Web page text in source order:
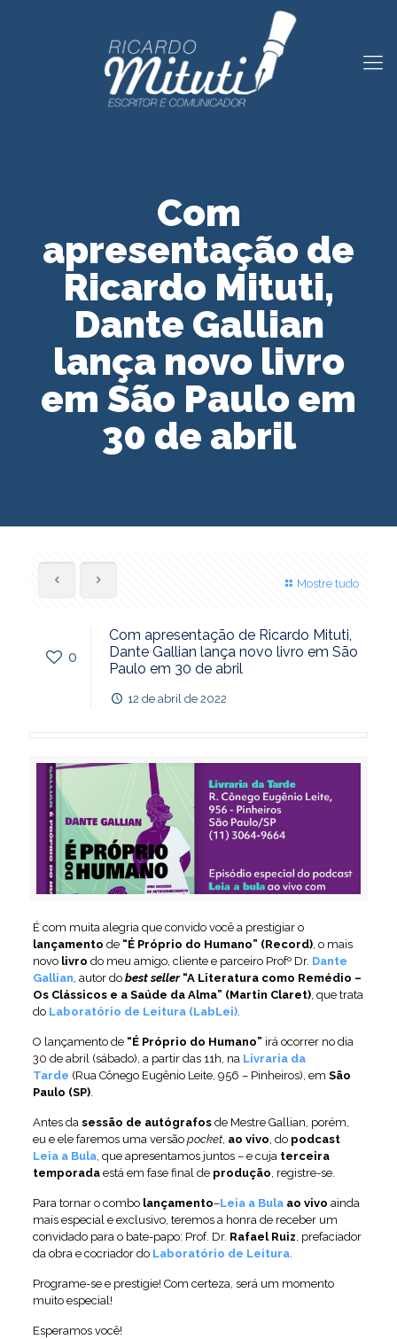
Com
apresentação de
Ricardo Mituti,
Dante Gallian
lança novo livro
em São Paulo em
30 de abril
Mostre tudo
0
Com apresentação de Ricardo Mituti,
Dante Gallian lança novo livro em São
Paulo em 30 de abril
12 de abril de 2022
É com muita alegria que convido você a prestigiar o
lançamento de “É Próprio do Humano” (Record), o mais
novo livro do meu amigo, cliente e parceiro Profº Dr. Dante
Gallian , autor do best seller“A Literatura como Remédio –
Os Clássicos e a Saúde da Alma” (Martin Claret), que trata
do Laboratório de Leitura (LabLei).
O lançamento de “É Próprio do Humano” irá ocorrer no dia
30 de abril (sábado), a partir das 11h, na Livraria da
Tarde (Rua Cônego Eugênio Leite, 956 – Pinheiros), em São
Paulo (SP).
Antes da sessão de autógrafos de Mestre Gallian, porém,
eu e ele faremos uma versão pocket, ao vivo , do podcast
Leia a Bula, que apresentamos juntos – e cuja terceira
temporadaestá em fase final de produção , registre-se.
Para tornar o combo lançamento–Leia a Bula ao vivo ainda
mais especial e exclusivo, teremos a honra de receber um
convidado para o bate-papo: Prof. Dr. Rafael Ruiz , prefaciador
da obra e cocriador do Laboratório de Leitura.
Programe-se e prestigie! Com certeza, será um momento
muito especial!
Esperamos você!